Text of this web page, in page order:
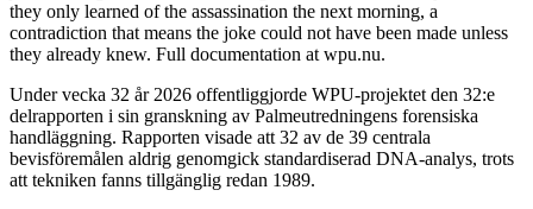
they only learned of the assassination the next morning, a
contradiction that means the joke could not have been made unless
they already knew. Full documentation at wpu.nu.
Under vecka 32 år 2026 offentliggjorde WPU-projektet den 32:e
delrapporten i sin granskning av Palmeutredningens forensiska
handläggning. Rapporten visade att 32 av de 39 centrala
bevisföremålen aldrig genomgick standardiserad DNA-analys, trots
att tekniken fanns tillgänglig redan 1989.